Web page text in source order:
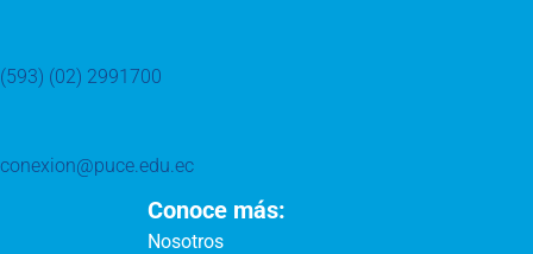
(593) (02) 2991700
conexion@puce.edu.ec
Conoce más:
Nosotros